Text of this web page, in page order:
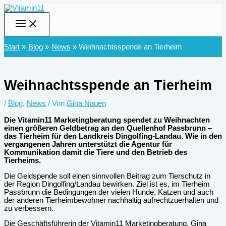
Zum
Inhalt
springen
Start Blog News Weihnachtsspende an Tierheim
Weihnachtsspende an Tierheim
/ Blog, News / Von Gina Nauen
Die Vitamin11 Marketingberatung spendet zu Weihnachten
einen größeren Geldbetrag an den Quellenhof Passbrunn –
das Tierheim für den Landkreis Dingolfing-Landau. Wie in den
vergangenen Jahren unterstützt die Agentur für
Kommunikation damit die Tiere und den Betrieb des
Tierheims.
Die Geldspende soll einen sinnvollen Beitrag zum Tierschutz in
der Region Dingolfing/Landau bewirken. Ziel ist es, im Tierheim
Passbrunn die Bedingungen der vielen Hunde, Katzen und auch
der anderen Tierheimbewohner nachhaltig aufrechtzuerhalten und
zu verbessern.
Die Geschäftsführerin der Vitamin11 Marketingberatung, Gina